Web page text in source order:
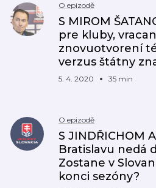
O epizodě
S MIROM
pre kluby,
znovuotvorení
verzus štátny
5. 4. 2020 35 min
O epizodě
S JINDŘICHOM
Bratislavu nedá
Zostane v
konci sezóny?